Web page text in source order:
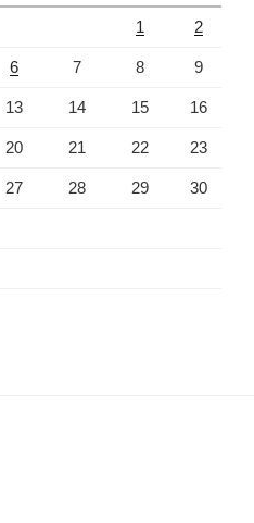
1 2
6 7 8 9
13 14 15 16
20 21 22 23
27 28 29 30